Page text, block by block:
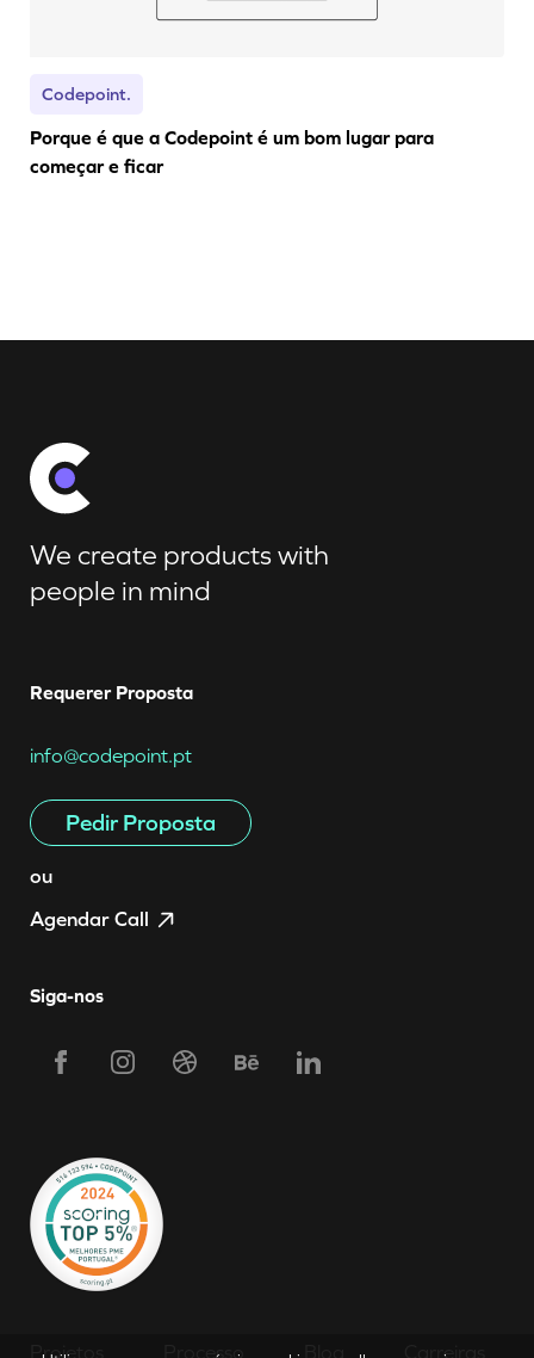
Codepoint.
Porque é que a Codepoint é um bom lugar para
começar e ficar
We create products with
people in mind
Requerer Proposta
info@codepoint.pt
Pedir Proposta
ou
Agendar Call
Siga-nos